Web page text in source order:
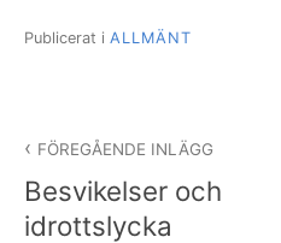
Publicerat i ALLMÄNT
FÖREGÅENDE INLÄGG
Besvikelser och
idrottslycka